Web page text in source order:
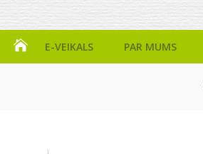
E-VEIKALS PAR MUMS